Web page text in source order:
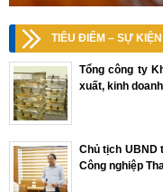
TIÊU ĐIỂM – SỰ KIỆN
Tổng công ty
xuất, kinh doanh
Chủ tịch UBND
Công nghiệp